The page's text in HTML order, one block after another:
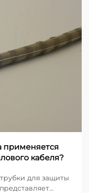
применяется
кабеля?
для защиты